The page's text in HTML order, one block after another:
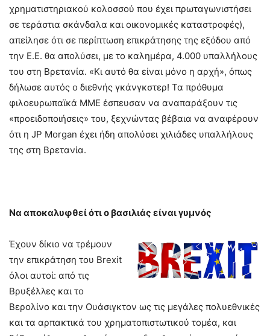
χρηματιστηριακού κολοσσού που έχει πρωταγωνιστήσει
σε τεράστια σκάνδαλα και οικονομικές καταστροφές),
απείλησε ότι σε περίπτωση επικράτησης της εξόδου από
την Ε.Ε. θα απολύσει, με το καλημέρα, 4.000 υπαλλήλους
του στη Βρετανία. «Κι αυτό θα είναι μόνο η αρχή», όπως
δήλωσε αυτός ο διεθνής γκάνγκστερ! Τα πρόθυμα
φιλοευρωπαϊκά ΜΜΕ έσπευσαν να αναπαράξουν τις
«προειδοποιήσεις» του, ξεχνώντας βέβαια να αναφέρουν
ότι η JP Morgan έχει ήδη απολύσει χιλιάδες υπαλλήλους
της στη Βρετανία.
Να αποκαλυφθεί ότι ο βασιλιάς είναι γυμνός
Έχουν δίκιο να τρέμουν
την επικράτηση του Brexit
όλοι αυτοί: από τις
Βρυξέλλες και το
Βερολίνο και την Ουάσιγκτον ως τις μεγάλες πολυεθνικές
και τα αρπακτικά του χρηματοπιστωτικού τομέα, και